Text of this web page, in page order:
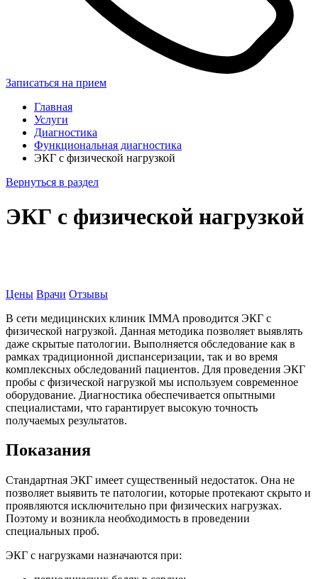
Записаться на прием
Главная
Услуги
Диагностика
Функциональная диагностика
ЭКГ с физической нагрузкой
Вернуться в раздел
ЭКГ с физической нагрузкой
Цены Врачи Отзывы
В сети медицинских клиник IMMA проводится ЭКГ с
физической нагрузкой. Данная методика позволяет выявлять
даже скрытые патологии. Выполняется обследование как в
рамках традиционной диспансеризации, так и во время
комплексных обследований пациентов. Для проведения ЭКГ
пробы с физической нагрузкой мы используем современное
оборудование. Диагностика обеспечивается опытными
специалистами, что гарантирует высокую точность
получаемых результатов.
Показания
Стандартная ЭКГ имеет существенный недостаток. Она не
позволяет выявить те патологии, которые протекают скрыто и
проявляются исключительно при физических нагрузках.
Поэтому и возникла необходимость в проведении
специальных проб.
ЭКГ с нагрузками назначаются при: